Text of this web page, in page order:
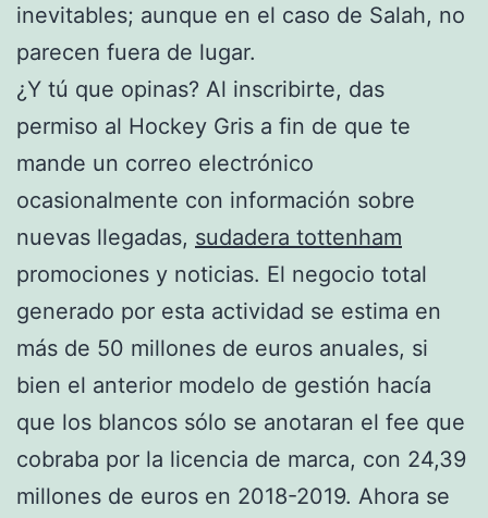
inevitables; aunque en el caso de Salah, no
parecen fuera de lugar.
¿Y tú que opinas? Al inscribirte, das
permiso al Hockey Gris a fin de que te
mande un correo electrónico
ocasionalmente con información sobre
nuevas llegadas, sudadera tottenham
promociones y noticias. El negocio total
generado por esta actividad se estima en
más de 50 millones de euros anuales, si
bien el anterior modelo de gestión hacía
que los blancos sólo se anotaran el fee que
cobraba por la licencia de marca, con 24,39
millones de euros en 2018-2019. Ahora se